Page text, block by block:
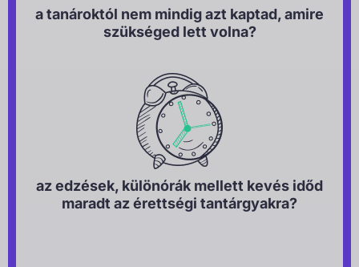
a tanároktól nem mindig azt kaptad, amire
szükséged lett volna?
az edzések, különórák mellett kevés időd
maradt az érettségi tantárgyakra?